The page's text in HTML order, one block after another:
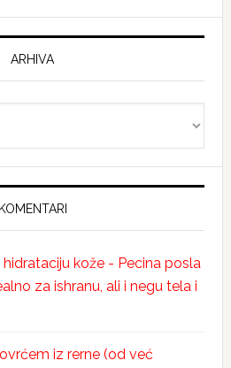
ARHIVA
KOMENTARI
hidrataciju kože - Pecina posla
za ishranu, ali i negu tela i
iz rerne (od već